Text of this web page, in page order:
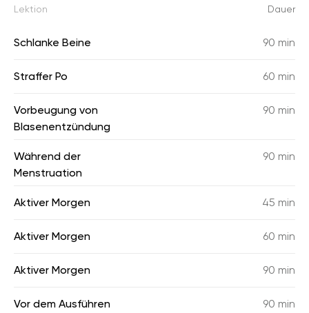
Lektion Dauer
Schlanke Beine 90 min
Straffer Po 60 min
Vorbeugung von
Blasenentzündung
90 min
Während der
Menstruation
90 min
Aktiver Morgen 45 min
Aktiver Morgen 60 min
Aktiver Morgen 90 min
Vor dem Ausführen 90 min